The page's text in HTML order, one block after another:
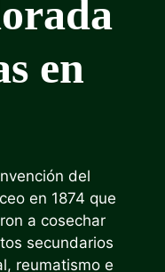
en
del
en 1874 que
a cosechar
secundarios
reumatismo e